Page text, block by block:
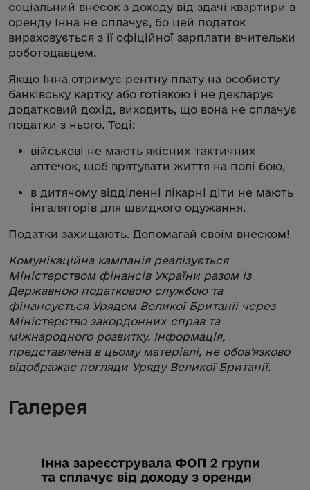
соціальний внесок з доходу від здачі квартири в
оренду Інна не сплачує, бо цей податок
вираховується з її офіційної зарплати вчительки
роботодавцем.
Якщо Інна отримує рентну плату на особисту
банківську картку або готівкою і не декларує
додатковий дохід, виходить, що вона не сплачує
податки з нього. Тоді:
військові не мають якісних тактичних
аптечок, щоб врятувати життя на полі бою,
в дитячому відділенні лікарні діти не мають
інгаляторів для швидкого одужання.
Податки захищають. Допомагай своїм внеском!
Комунікаційна кампанія реалізується
Міністерством фінансів України разом із
Державною податковою службою та
фінансується Урядом Великої Британії через
Міністерство закордонних справ та
міжнародного розвитку. Інформація,
представлена в цьому матеріалі, не обов’язково
відображає погляди Уряду Великої Британії.
Галерея